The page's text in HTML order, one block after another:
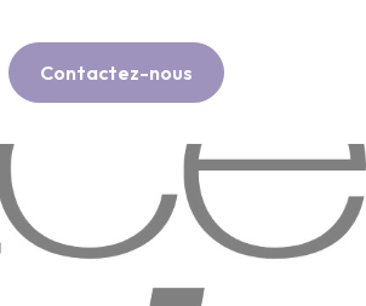
Contactez-nous